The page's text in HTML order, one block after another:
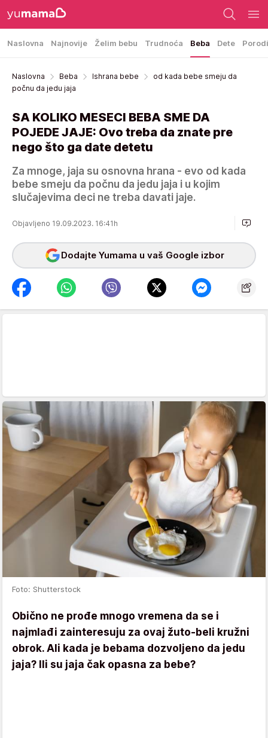
Naslovna Najnovije Želim bebu Trudnoća Beba Dete
Naslovna Beba Ishrana bebe
od kada bebe smeju da
počnu da jedu jaja
SA KOLIKO MESECI BEBA SME DA
POJEDE JAJE: Ovo treba da znate pre
nego što ga date detetu
Za mnoge, jaja su osnovna hrana - evo od kada
bebe smeju da počnu da jedu jaja i u kojim
slučajevima deci ne treba davati jaje.
Objavljeno 19.09.2023. 16:41h
Dodajte Yumama u vaš Google izbor
Foto: Shutterstock
Obično ne prođe mnogo vremena da se i
najmlađi zainteresuju za ovaj žuto-beli kružni
obrok. Ali kada je bebama dozvoljeno da jedu
jaja? Ili su jaja čak opasna za bebe?